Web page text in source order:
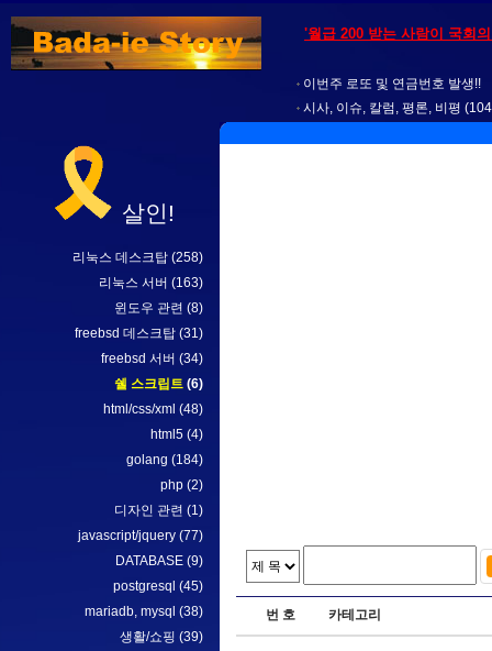
'월급 200 받는 사람이 국회
이번주 로또 및 연금번호 발생!!
시사, 이슈, 칼럼, 평론, 비평
살인!
리눅스 데스크탑 (258)
리눅스 서버 (163)
윈도우 관련 (8)
freebsd 데스크탑 (31)
freebsd 서버 (34)
쉘 스크립트 (6)
html/css/xml (48)
html5 (4)
golang (184)
php (2)
디자인 관련 (1)
javascript/jquery (77)
DATABASE (9)
postgresql (45)
mariadb, mysql (38)
생활/쇼핑 (39)
번 호 카테고리